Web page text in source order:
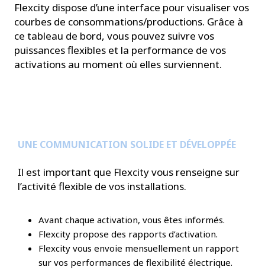
Flexcity dispose d’une interface pour visualiser vos
courbes de consommations/productions. Grâce à
ce tableau de bord, vous pouvez suivre vos
puissances flexibles et la performance de vos
activations au moment où elles surviennent.
UNE COMMUNICATION SOLIDE ET DÉVELOPPÉE
Il est important que Flexcity vous renseigne sur
l’activité flexible de vos installations.
Avant chaque activation, vous êtes informés.
Flexcity propose des rapports d’activation.
Flexcity vous envoie mensuellement un rapport
sur vos performances de flexibilité électrique.